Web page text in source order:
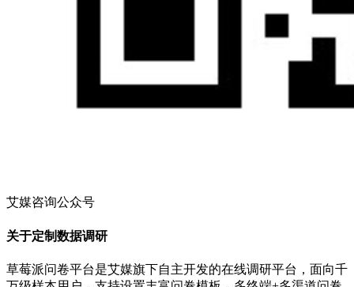
艾媒咨询公众号
关于定制数据调研
草莓派问卷平台是艾媒旗下自主开发的在线调研平台，面向千